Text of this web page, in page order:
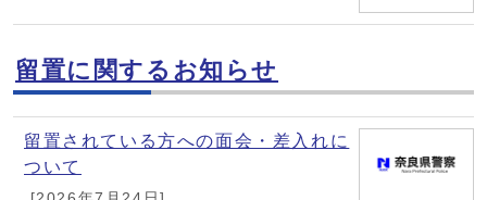
留置に関するお知らせ
留置されている方への面会・差入れに
ついて